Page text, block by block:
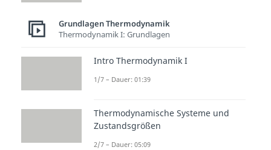
Grundlagen Thermodynamik
Thermodynamik I: Grundlagen
Intro Thermodynamik I
1/7 – Dauer: 01:39
Thermodynamische Systeme und
Zustandsgrößen
2/7 – Dauer: 05:09